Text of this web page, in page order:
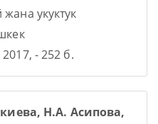
жана укуктук
- 252 б.
Н.А. Асипова,